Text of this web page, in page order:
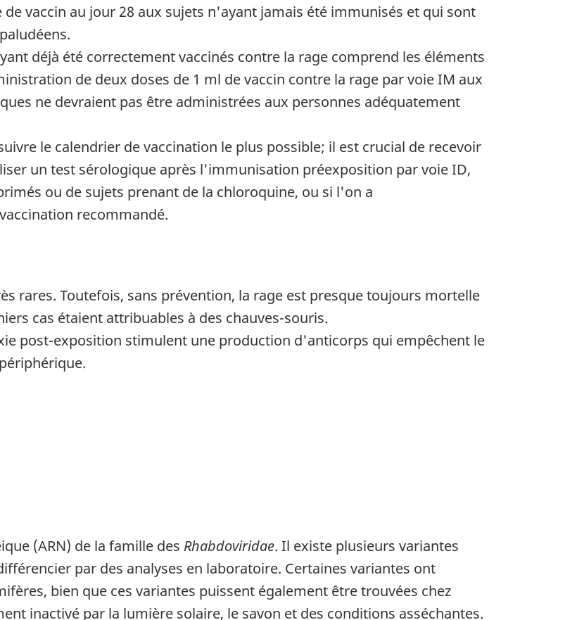
vaccin au jour 28 aux sujets n'ayant jamais été immunisés et qui sont
déjà été correctement vaccinés contre la rage comprend les éléments
de deux doses de 1 ml de vaccin contre la rage par voie IM aux
ne devraient pas être administrées aux personnes adéquatement
le calendrier de vaccination le plus possible; il est crucial de recevoir
un test sérologique après l'immunisation préexposition par voie ID,
ou de sujets prenant de la chloroquine, ou si l'on a
recommandé.
rares. Toutefois, sans prévention, la rage est presque toujours mortelle
cas étaient attribuables à des chauves-souris.
post-exposition stimulent une production d'anticorps qui empêchent le
(ARN) de la famille des Rhabdoviridae. Il existe plusieurs variantes
par des analyses en laboratoire. Certaines variantes ont
bien que ces variantes puissent également être trouvées chez
inactivé par la lumière solaire, le savon et des conditions asséchantes.